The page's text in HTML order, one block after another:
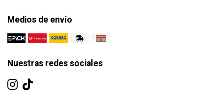
Medios de envío
Nuestras redes sociales